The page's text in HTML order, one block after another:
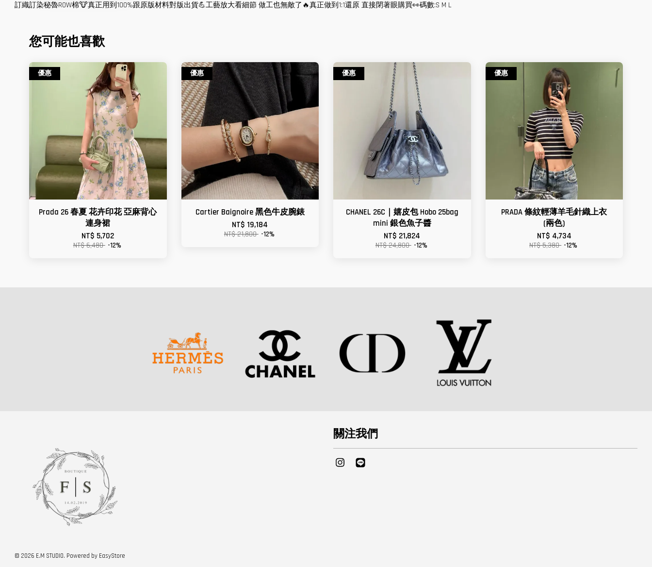
訂織訂染秘魯ROW棉🐮真正用到100%跟原版材料對版出貨💪工藝放大看細節 做工也無敵了🔥真正做到1:1還原 直接閉著眼購買👀碼數:S M L
您可能也喜歡
優惠
Prada 26 春夏 花卉印花 亞麻背心
連身裙
NT$ 5,702
NT$ 6,480 -12%
優惠
Cartier Baignoire 黑色牛皮腕錶
NT$ 19,184
NT$ 21,800 -12%
優惠
CHANEL 26C｜嬉皮包 Hobo 25bag
mini 銀色魚子醬
NT$ 21,824
NT$ 24,800 -12%
優惠
PRADA 條紋輕薄羊毛針織上衣
(兩色)
NT$ 4,734
NT$ 5,380 -12%
© 2026 E.M STUDIO. Powered by EasyStore
關注我們
Instagram